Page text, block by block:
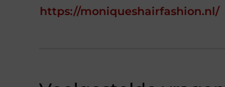
https://moniqueshairfashion.nl/